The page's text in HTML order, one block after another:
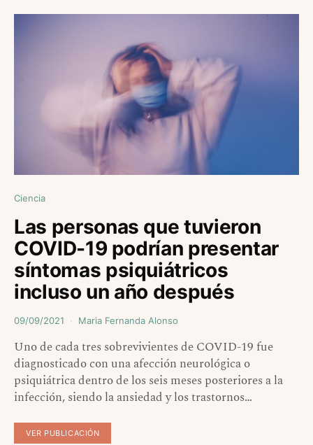
Ciencia
Las personas que tuvieron
COVID-19 podrían presentar
síntomas psiquiátricos
incluso un año después
09/09/2021 Maria Fernanda Alonso
Uno de cada tres sobrevivientes de COVID-19 fue
diagnosticado con una afección neurológica o
psiquiátrica dentro de los seis meses posteriores a la
infección, siendo la ansiedad y los trastornos…
VER PUBLICACIÓN